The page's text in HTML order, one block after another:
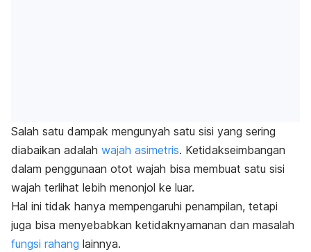
Salah satu dampak mengunyah satu sisi yang sering
diabaikan adalah wajah asimetris. Ketidakseimbangan
dalam penggunaan otot wajah bisa membuat satu sisi
wajah terlihat lebih menonjol ke luar.
Hal ini tidak hanya mempengaruhi penampilan, tetapi
juga bisa menyebabkan ketidaknyamanan dan masalah
fungsi rahang lainnya.